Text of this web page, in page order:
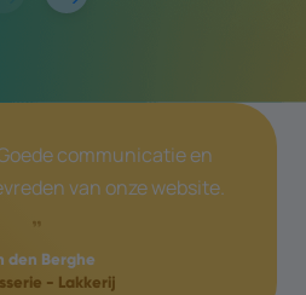
communicatie en
van onze website.
den Berghe
- Lakkerij